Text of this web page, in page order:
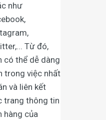
như
Từ đó,
có thể dễ dàng
trong việc nhất
và liên kết
trang thông tin
hàng của